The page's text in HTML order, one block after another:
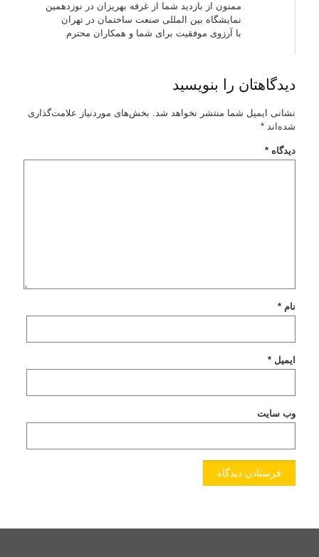
ممنون از بازدید شما از غرفه بهریزان در نوزدهمین
نمایشگاه بین المللی صنعت ساختمان در تهران
با آرزوی موفقیت برای شما و همکاران محترم
دیدگاهتان را بنویسید
نشانی ایمیل شما منتشر نخواهد شد. بخش‌های موردنیاز علامت‌گذاری
شده‌اند *
دیدگاه *
نام *
ایمیل *
وب‌ سایت